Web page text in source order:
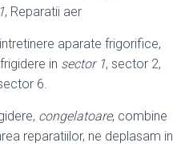
, Reparatii aer
aparate frigorifice,
in sector 1, sector 2,
6.
congelatoare, combine
reparatiilor, ne deplasam in